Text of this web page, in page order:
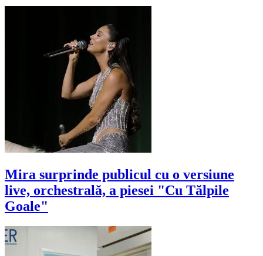
Mira surprinde publicul cu o versiune
live, orchestrală, a piesei "Cu Tălpile
Goale"